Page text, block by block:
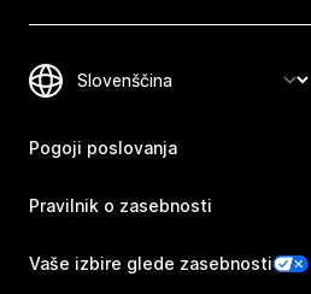
Pogoji poslovanja
Pravilnik o zasebnosti
Vaše izbire glede zasebnosti